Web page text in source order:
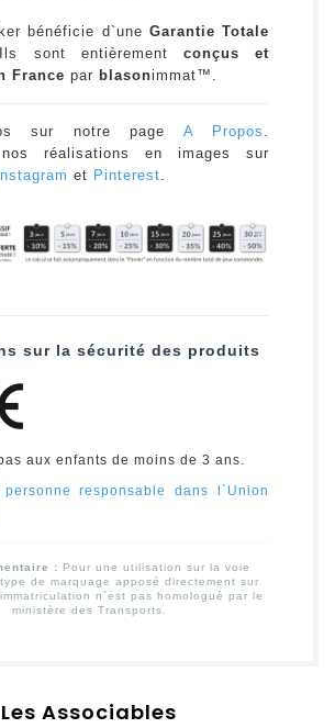
bénéficie d`une Garantie Totale
sont entièrement conçus et
France par blasonimmat™.
sur notre page A Propos .
nos réalisations en images sur
Instagram et Pinterest.
sur la sécurité des produits
aux enfants de moins de 3 ans.
responsable dans l`Union
: Pour une utilisation sur la voie
de marquage apposé directement sur
n`est pas homologué par le
ministère des Transports.
Les Associables